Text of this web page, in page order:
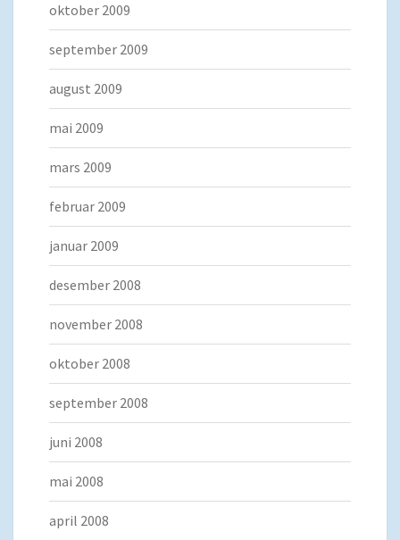
oktober 2009
september 2009
august 2009
mai 2009
mars 2009
februar 2009
januar 2009
desember 2008
november 2008
oktober 2008
september 2008
juni 2008
mai 2008
april 2008